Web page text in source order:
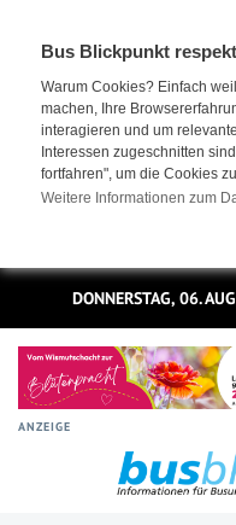
Bus Blickpunkt
Warum Cookies? Einfach
machen, Ihre
interagieren und um
Interessen zugeschnitten
fortfahren", um die Cookies
Weitere Informationen zum
DONNERSTAG, 06.
ANZEIGE